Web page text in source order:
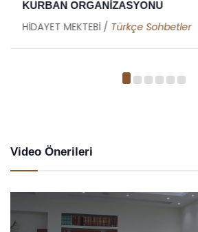
TANZANYA - AFRİKA
HİDAYET MEKTEBİ /Metin Duymaz
Video Önerileri